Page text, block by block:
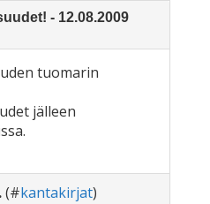
- 12.08.2009
tuomarin
jälleen
(#kantakirjat)